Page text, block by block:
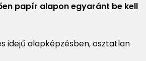
papír alapon egyaránt be kell
idejű alapképzésben, osztatlan